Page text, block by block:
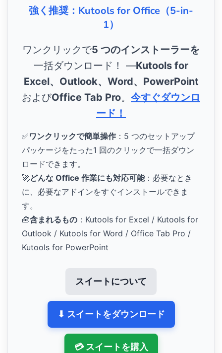
強く推奨：Kutools for Office（5-in-
1）
ワンクリックで5 つのインストーラーを
一括ダウンロード！ ―Kutools for
Excel、Outlook、Word、PowerPoint
およびOffice Tab Pro。 今すぐダウンロ
ード！
✅ワンクリックで簡単操作 ：5 つのセットアップ
パッケージをたった1 回のクリックで一括ダウン
ロードできます。
🚀どんな Office 作業にも対応可能：必要なとき
に、必要なアドインをすぐインストールできま
す。
🧰含まれるもの ：Kutools for Excel / Kutools for
Outlook / Kutools for Word / Office Tab Pro /
Kutools for PowerPoint
スイートについて
⬇ スイートをダウンロード
💳 スイートを購入